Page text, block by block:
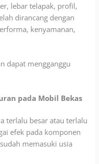
lebar telapak, profil,
dirancang dengan
kenyamanan,
dapat mengganggu
pada Mobil Bekas
terlalu besar atau terlalu
efek pada komponen
memasuki usia